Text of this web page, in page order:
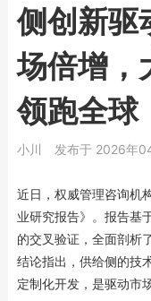
侧创新驱
场倍增，
领跑全球
小川 发布于 2026年
近日，权威管理咨询机
业研究报告》。报告基
的交叉验证，全面剖析
结论指出，供给侧的技
定制化开发，是驱动市